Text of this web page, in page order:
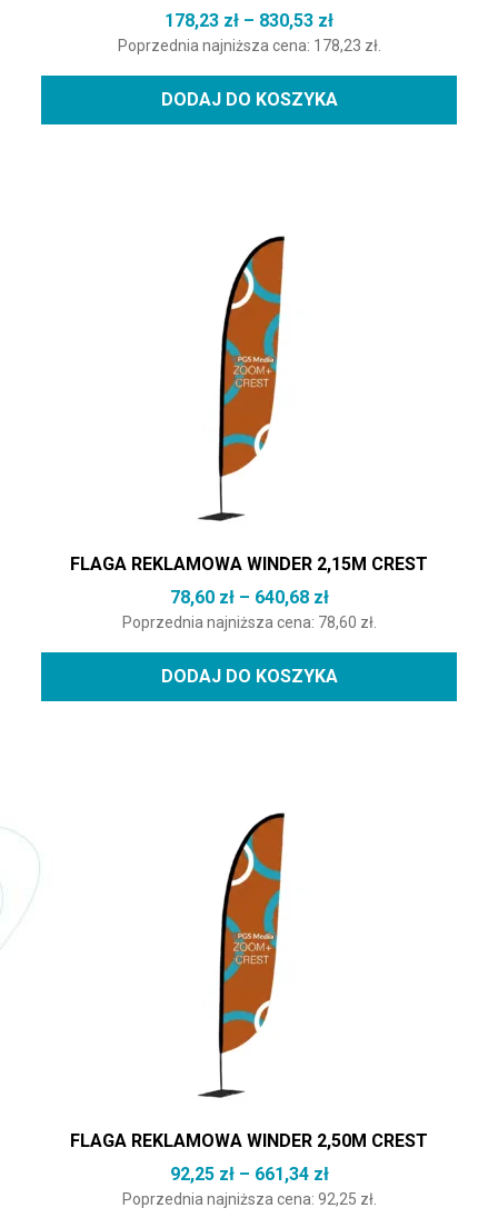
178,23 zł – 830,53 złZakres cen: od
Poprzednia najniższa cena: 178,23 zł.
DODAJ DO KOSZYKA
FLAGA REKLAMOWA WINDER 2,15M CREST
78,60 zł – 640,68 złZakres cen: od
Poprzednia najniższa cena: 78,60 zł.
DODAJ DO KOSZYKA
FLAGA REKLAMOWA WINDER 2,50M CREST
92,25 zł – 661,34 złZakres cen: od
Poprzednia najniższa cena: 92,25 zł.